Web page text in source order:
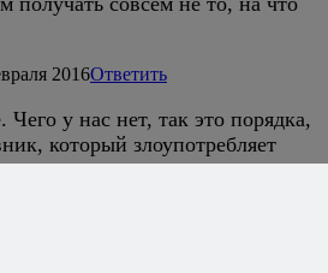
2016Ответить
Чего у нас нет, так это порядка,
который злоупотребляет
занимать пост
либо проблем. Ну и
если уж дело на то пошло, у нас